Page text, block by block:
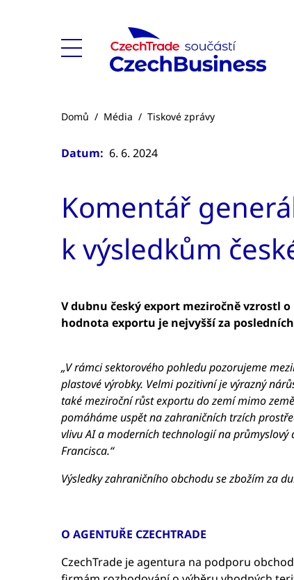
Domů / Média / Tiskové zprávy
Datum: 6. 6. 2024
Komentář
k výsledkům
V dubnu český export meziročně vzrostl
hodnota exportu je nejvyšší za
„V rámci sektorového pohledu pozorujeme
plastové výrobky. Velmi pozitivní je výrazný
také meziroční růst exportu do zemí mimo
pomáháme uspět na zahraničních trzích
vlivu AI a moderních technologií na
Francisca.“
Výsledky zahraničního obchodu se zbožím za
O AGENTUŘE CZECHTRADE
CzechTrade je agentura na podporu